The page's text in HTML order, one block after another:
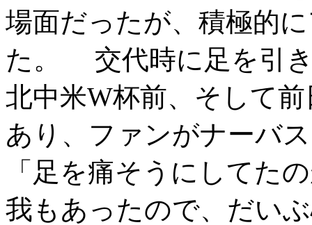
場面だったが、積極的
た。 交代時に足を引
北中米W杯前、そして
あり、ファンがナーバ
「足を痛そうにしてた
我もあったので、だい